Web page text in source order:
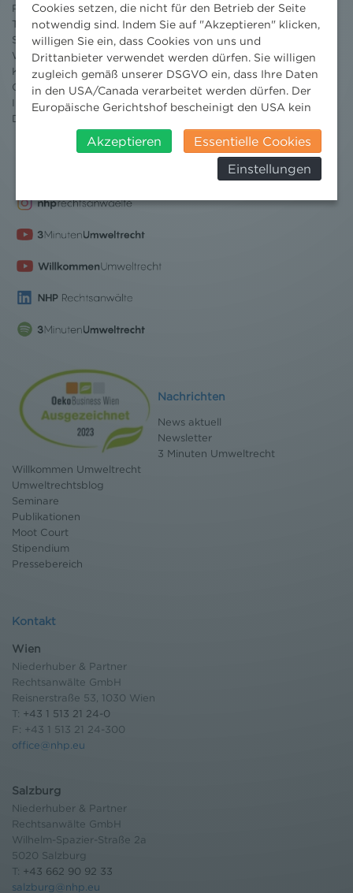
Projekte
Team
Standorte
Wissenschaft
Karriere
Ombudsstelle
Impressum
Datenschutz
Nachrichten
News aktuell
Newsletter
3 Minuten Umweltrecht
Willkommen Umweltrecht
Umweltrechtsblog
Seminare
Publikationen
Moot Court
Stipendium
Pressebereich
Kontakt
Wien
Niederhuber & Partner
Rechtsanwälte GmbH
Reisnerstraße 53, 1030 Wien
T: +43 1 513 21 24-0
F: +43 1 513 21 24-300
office@nhp.eu
Salzburg
Niederhuber & Partner
Rechtsanwälte GmbH
Wilhelm-Spazier-Straße 2a
5020 Salzburg
T: +43 662 90 92 33
salzburg@nhp.eu
Cookies setzen, die nicht für den Betrieb der Seite
notwendig sind. Indem Sie auf "Akzeptieren" klicken,
willigen Sie ein, dass Cookies von uns und
Drittanbieter verwendet werden dürfen. Sie willigen
zugleich gemäß unserer DSGVO ein, dass Ihre Daten
in den USA/Canada verarbeitet werden dürfen. Der
Europäische Gerichtshof bescheinigt den USA kein
insbesondere das Risiko, dass ihre Daten durch US-
Behörden, zu Kontroll- und zu
Überwachungszwecken, verarbeitet werden und
werden können. Zudem finden Sie am
Einwilligung widerrufen und Widerspruch ausüben.
Datenschutzerklärung
Akzeptieren
Essentielle Cookies
Einstellungen